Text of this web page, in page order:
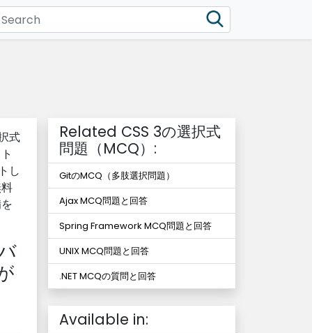
式
し
Related CSS 3の選択式
問題（MCQ）:
GitのMCQ（多肢選択問題）
Ajax MCQ問題と回答
Spring Framework MCQ問題と回答
UNIX MCQ問題と回答
.NET MCQの質問と回答
Available in: